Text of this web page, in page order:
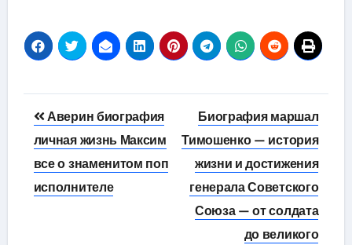
Навигация
по
записям
Аверин биография
личная жизнь Максим
все о знаменитом поп
исполнителе
Биография маршал
Тимошенко — история
жизни и достижения
генерала Советского
Союза — от солдата
до великого